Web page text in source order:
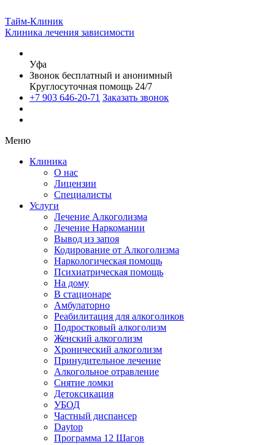
Тайм-Клиник
Клиника лечения зависимости
Уфа
Звонок бесплатный и анонимный
Круглосуточная помощь 24/7
+7 903 646-20-71 Заказать звонок
Меню
Клиника
О нас
Лицензии
Специалисты
Услуги
Лечение Алкоголизма
Лечение Наркомании
Вывод из запоя
Кодирование от Алкоголизма
Наркологическая помощь
Психиатрическая помощь
На дому
В стационаре
Амбулаторно
Реабилитация для алкоголиков
Подростковый алкоголизм
Женский алкоголизм
Хронический алкоголизм
Принудительное лечение
Алкогольное отравление
Снятие ломки
Детоксикация
УБОД
Частный диспансер
Daytop
Программа 12 Шагов